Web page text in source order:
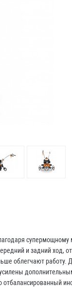
супермощному
и задний ход,
облегчают